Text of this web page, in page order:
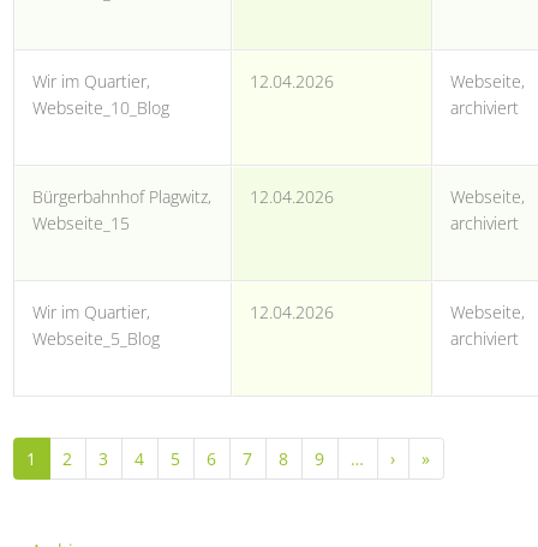
Wir im Quartier,
Webseite_10_Blog
12.04.2026
Webseite,
archiviert
Bürgerbahnhof Plagwitz,
Webseite_15
12.04.2026
Webseite,
archiviert
Wir im Quartier,
Webseite_5_Blog
12.04.2026
Webseite,
archiviert
Seitennummerierung
1 2 3 4 5 6 7 8 9 … ›Nächste Seite
»Letzte Seite
Archiv